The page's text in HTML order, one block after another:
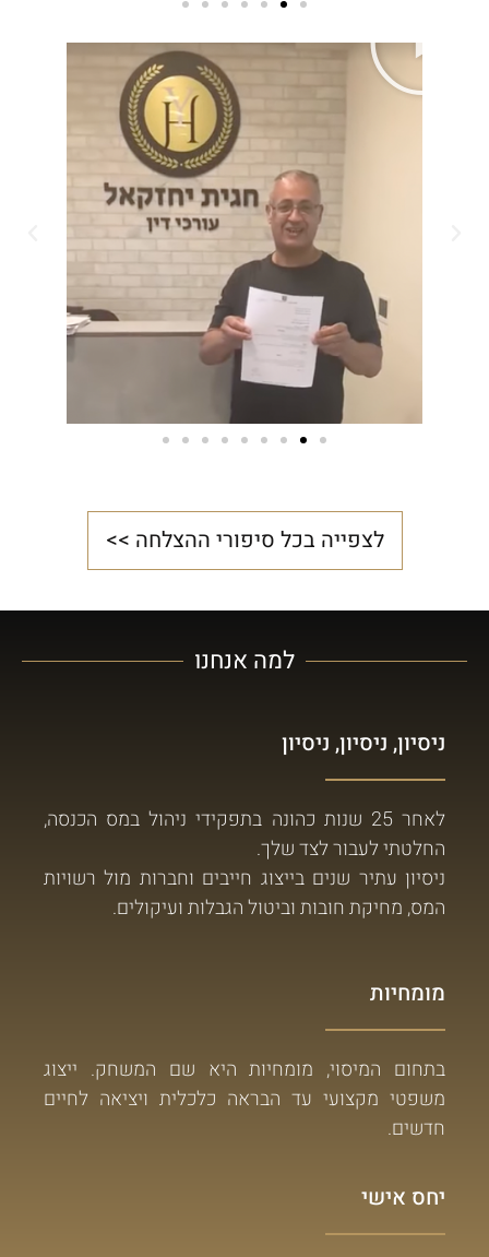
לצפייה בכל סיפורי ההצלחה >>
למה אנחנו
ניסיון, ניסיון, ניסיון
לאחר 25 שנות כהונה בתפקידי ניהול במס הכנסה,
החלטתי לעבור לצד שלך.
ניסיון עתיר שנים בייצוג חייבים וחברות מול רשויות
המס, מחיקת חובות וביטול הגבלות ועיקולים.
מומחיות
בתחום המיסוי, מומחיות היא שם המשחק. ייצוג
משפטי מקצועי עד הבראה כלכלית ויציאה לחיים
חדשים.
יחס אישי